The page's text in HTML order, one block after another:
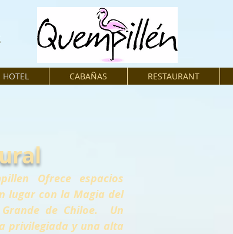
HOTEL CABAÑAS RESTAURANT
Ofrece espacios
lugar con la Magia del
de Chiloe. Un
privilegiada y una alta